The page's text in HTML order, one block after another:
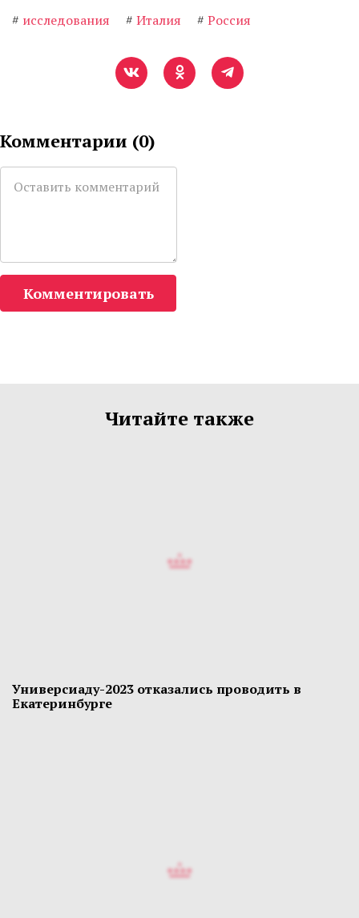
# исследования # Италия # Россия
Комментарии (0)
Комментировать
Читайте также
Универсиаду-2023 отказались проводить в
Екатеринбурге